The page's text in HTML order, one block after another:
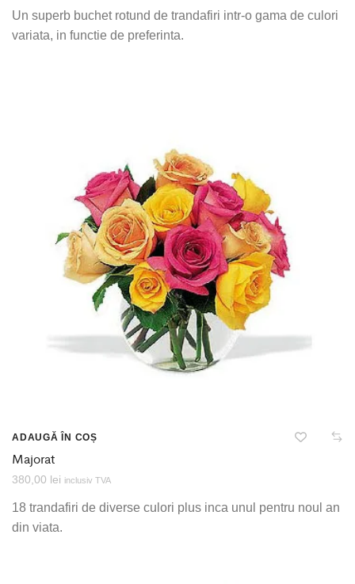
Un superb buchet rotund de trandafiri intr-o gama de culori
variata, in functie de preferinta.
ADAUGĂ ÎN COȘ
Majorat
380,00 lei inclusiv TVA
18 trandafiri de diverse culori plus inca unul pentru noul an
din viata.